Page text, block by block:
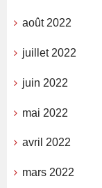
août 2022
juillet 2022
juin 2022
mai 2022
avril 2022
mars 2022